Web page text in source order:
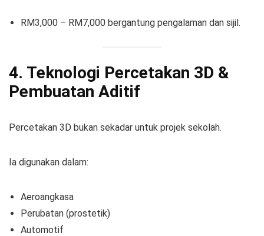
RM3,000 – RM7,000 bergantung pengalaman dan sijil.
4. Teknologi Percetakan 3D &
Pembuatan Aditif
Percetakan 3D bukan sekadar untuk projek sekolah.
Ia digunakan dalam:
Aeroangkasa
Perubatan (prostetik)
Automotif